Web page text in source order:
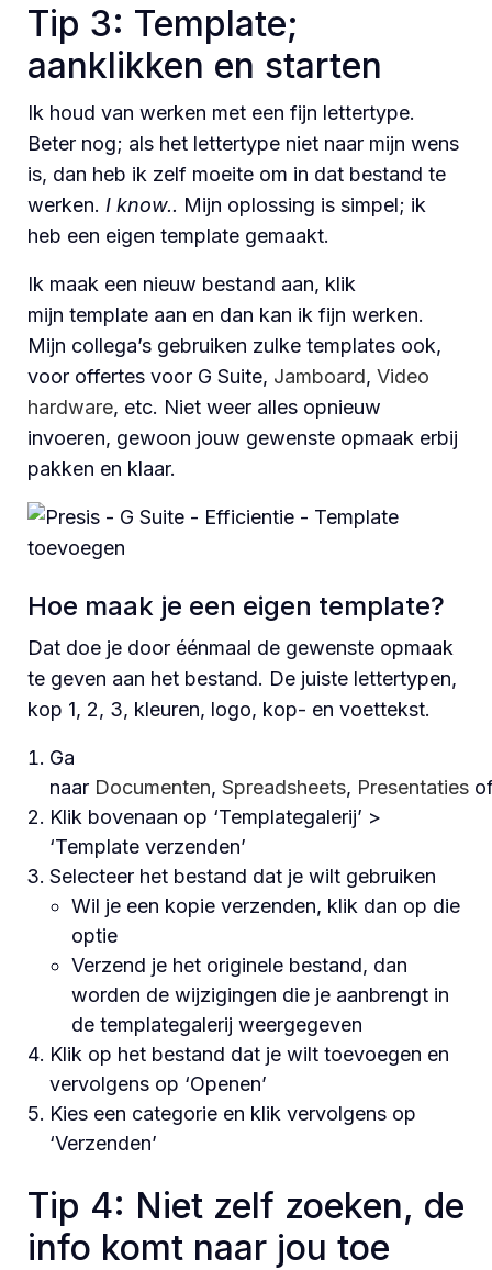
Tip 3: Template;
aanklikken en starten
Ik houd van werken met een fijn lettertype.
Beter nog; als het lettertype niet naar mijn wens
is, dan heb ik zelf moeite om in dat bestand te
werken. I know.. Mijn oplossing is simpel; ik
heb een eigen template gemaakt.
Ik maak een nieuw bestand aan, klik
mijn template aan en dan kan ik fijn werken.
Mijn collega’s gebruiken zulke templates ook,
voor offertes voor G Suite, Jamboard, Video
hardware, etc. Niet weer alles opnieuw
invoeren, gewoon jouw gewenste opmaak erbij
pakken en klaar.
Hoe maak je een eigen template?
Dat doe je door éénmaal de gewenste opmaak
te geven aan het bestand. De juiste lettertypen,
kop 1, 2, 3, kleuren, logo, kop- en voettekst.
Ga
naar Documenten, Spreadsheets, Presentaties
Klik bovenaan op ‘Templategalerij’ >
‘Template verzenden’
Selecteer het bestand dat je wilt gebruiken
Wil je een kopie verzenden, klik dan op die
optie
Verzend je het originele bestand, dan
worden de wijzigingen die je aanbrengt in
de templategalerij weergegeven
Klik op het bestand dat je wilt toevoegen en
vervolgens op ‘Openen’
Kies een categorie en klik vervolgens op
‘Verzenden’
Tip 4: Niet zelf zoeken, de
info komt naar jou toe